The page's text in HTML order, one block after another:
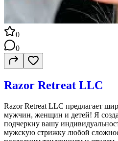
0
0
Razor Retreat LLC
Razor Retreat LLC предлагает
мужчин, женщин и детей! Я
подчеркну вашу
мужскую стрижку любой